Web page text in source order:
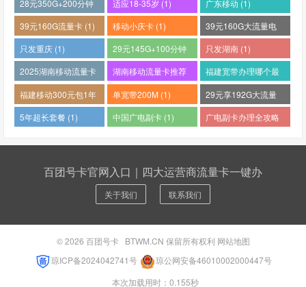
28元350G+200分钟
(1)
适应18-35岁 (1)
广东移动 (1)
39元160G流量卡 (1)
移动小庆卡 (1)
39元160G大流量电
话卡 (1)
只发重庆 (1)
29元145G+100分钟
(1)
只发湖南 (1)
2025湖南移动流量卡
哪个好 (1)
湖南移动流量卡推荐
(1)
福建宽带办理哪个最
便宜 (1)
福建移动300元包1年
(1)
单宽带200M (1)
29元享192G大流量
(1)
5年超长套餐 (1) 中国广电副卡 (1)
广电副卡办理全攻略
百团号卡官网入口｜四大运营商流量卡一键办
关于我们 联系我们
© 2026 百团号卡BTWM.CN 保留所有权利 网站地图
琼ICP备2024042741号
琼公网安备46010002000447号
本次加载用时：0.155秒